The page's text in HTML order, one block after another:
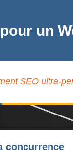
un
SEO ultra-
concurrence